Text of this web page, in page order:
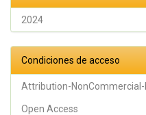
2024
Condiciones de acceso
Attribution-NonCommercial-
Open Access